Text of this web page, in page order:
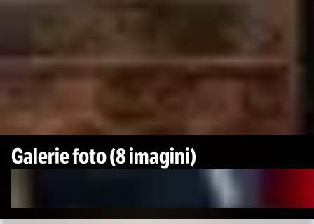
Galerie foto(8 imagini)